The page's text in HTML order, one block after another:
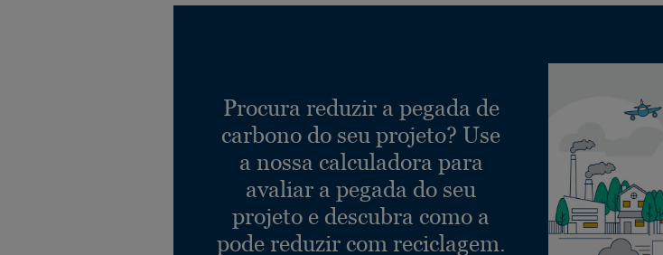
Procura reduzir a pegada de
carbono do seu projeto? Use
a nossa calculadora para
avaliar a pegada do seu
projeto e descubra como a
pode reduzir com reciclagem.